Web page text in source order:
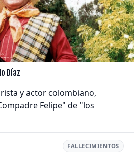
Díaz
y actor colombiano,
Felipe" de "los
FALLECIMIENTOS